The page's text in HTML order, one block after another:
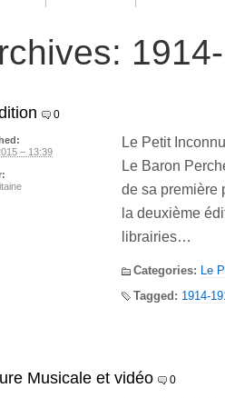
0
Le Petit
Le Baron
de sa première
la deuxième
librairies…
Categories: Le
Tagged: 1914-
– 13:39
Musicale et vidéo 0